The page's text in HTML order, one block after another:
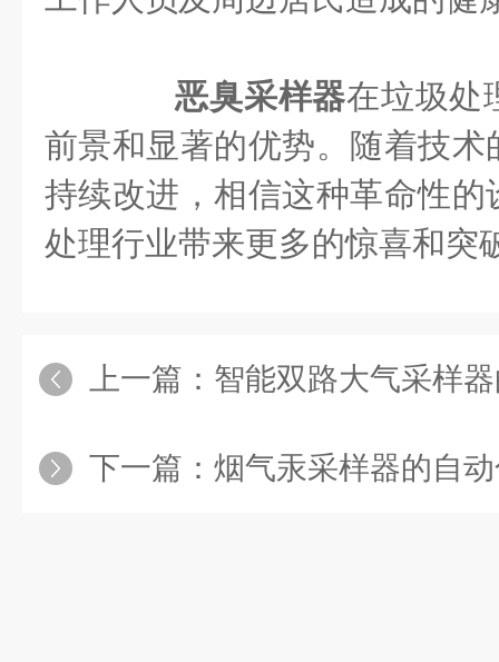
恶臭采样器在垃圾处
前景和显著的优势。随着技
持续改进，相信这种革命性
处理行业带来更多的惊喜和突
上一篇： 智能双路大气采样器
下一篇： 烟气汞采样器的自动